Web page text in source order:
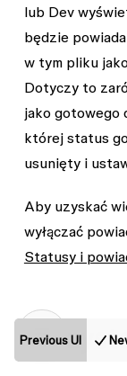
lub Dev
będzie
w tym pliku
Dotyczy to
jako gotowego
której status
usunięty i
Aby uzyskać
wyłączać
Statusy i
Previous UI